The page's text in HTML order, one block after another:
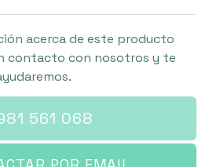
acerca de este producto
contacto con nosotros y te
561 068